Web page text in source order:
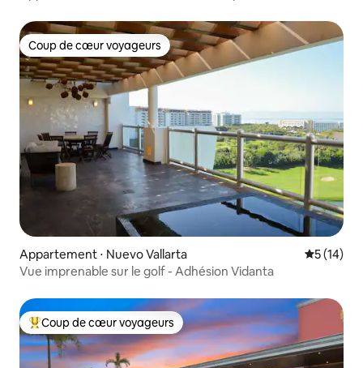
Coup de cœur voyageurs
Coup de cœur voyageurs
Appartement ⋅ Nuevo Vallarta
5 (14)
Vue imprenable sur le golf - Adhésion Vidanta
Coups de cœur voyageurs les plus appréciés
Coup de cœur voyageurs